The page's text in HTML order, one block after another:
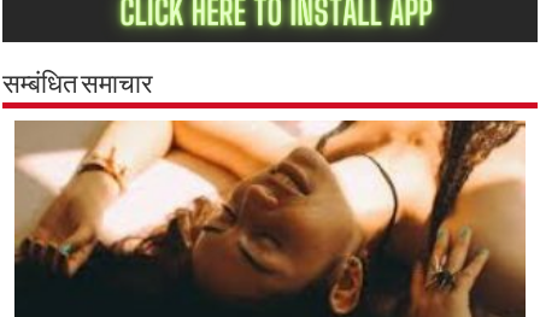
सम्बंधित समाचार